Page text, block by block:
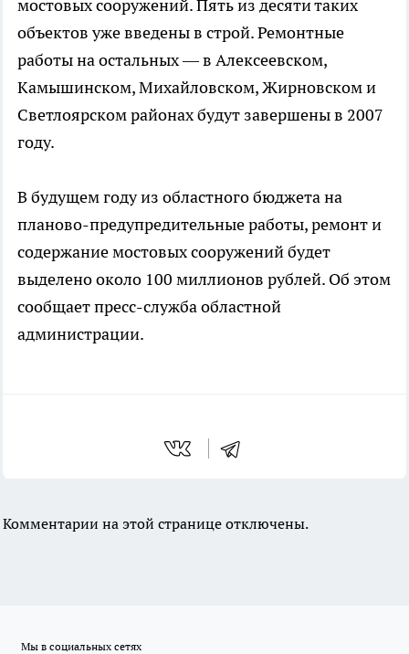
мостовых сооружений. Пять из десяти таких
объектов уже введены в строй. Ремонтные
работы на остальных — в Алексеевском,
Камышинском, Михайловском, Жирновском и
Светлоярском районах будут завершены в 2007
году.
В будущем году из областного бюджета на
планово-предупредительные работы, ремонт и
содержание мостовых сооружений будет
выделено около 100 миллионов рублей. Об этом
сообщает пресс-служба областной
администрации.
Комментарии на этой странице отключены.
Мы в социальных сетях